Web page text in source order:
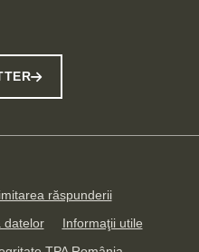
răspunderii
datelor
Informaţii utile